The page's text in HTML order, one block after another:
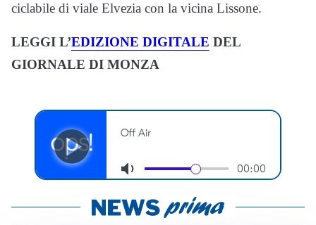
ciclabile di viale Elvezia con la vicina Lissone.
LEGGI L’EDIZIONE DIGITALE DEL
GIORNALE DI MONZA